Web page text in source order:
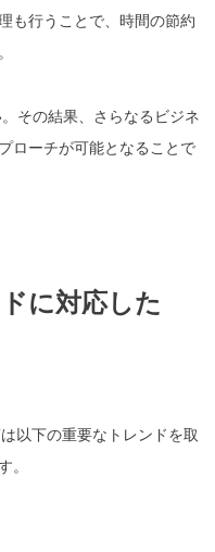
も行うことで、時間の節約
その結果、さらなるビジネ
ローチが可能となることで
に対応した
以下の重要なトレンドを取
。